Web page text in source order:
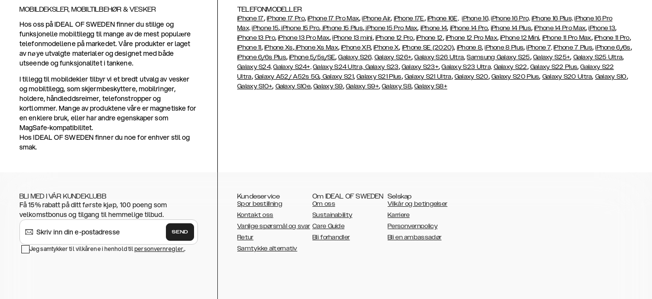
MOBILDEKSLER, MOBILTILBEHØR & VESKER
Hos oss på IDEAL OF SWEDEN finner du stilige og
funksjonelle mobiltilegg til mange av de mest populære
telefonmodellene på markedet. Våre produkter er laget
av nøye utvalgte materialer og designet med både
utseende og funksjonalitet i tankene.
I tillegg til mobildekler tilbyr vi et bredt utvalg av vesker
og mobiltilegg, som skjermbeskyttere, mobilringer,
holdere, håndleddsreimer, telefonstropper og
kortlommer. Mange av produktene våre er magnetiske for
en enklere bruk, eller har andre egenskaper som
MagSafe-kompatibilitet.
Hos IDEAL OF SWEDEN finner du noe for enhver stil og
smak.
TELEFONMODELLER
iPhone 17, iPhone 17 Pro,iPhone 17 Pro Max,iPhone Air, iPhone 17E, iPhone 16E, iPhone 16, iPhone 16 Pro, iPhone 16 Plus, iPhone 16 Pro
Max, iPhone 15, iPhone 15 Pro, iPhone 15 Plus, iPhone 15 Pro Max, iPhone 14, iPhone 14 Pro, iPhone 14 Plus,iPhone 14 Pro Max,iPhone 13,
iPhone 13 Pro,iPhone 13 Pro Max,iPhone 13 mini, iPhone 12 Pro, iPhone 12, iPhone 12 Pro Max,iPhone 12 Mini, iPhone 11 Pro Max, iPhone 11 Pro,
iPhone 11, iPhone Xs,iPhone Xs Max,iPhone XR,iPhone X, iPhone SE (2020), iPhone 8,iPhone 8 Plus,iPhone 7, iPhone 7 Plus,iPhone 6/6s,
iPhone 6/6s Plus,iPhone 5/5s/SE,Galaxy S26, Galaxy S26+,Galaxy S26 Ultra,Samsung Galaxy S25, Galaxy S25+, Galaxy S25 Ultra,
Galaxy S24, Galaxy S24+, Galaxy S24 Ultra, Galaxy S23, Galaxy S23+,Galaxy S23 Ultra, Galaxy S22, Galaxy S22 Plus,Galaxy S22
Ultra, Galaxy A52/ A52s 5G, Galaxy S21,Galaxy S21 Plus, Galaxy S21 Ultra, Galaxy S20, Galaxy S20 Plus, Galaxy S20 Ultra, Galaxy S10,
Galaxy S10+, Galaxy S10e,Galaxy S9, Galaxy S9+,Galaxy S8,Galaxy S8+
BLI MED I VÅR KUNDEKLUBB
Få 15% rabatt på ditt første kjøp, 100 poeng som
velkomstbonus og tilgang til hemmelige tilbud.
SEND
Jeg samtykker til vilkårene i henhold tilpersonvernregler..
Kundeservice
Spor bestillning
Kontakt oss
Vanlige spørsmål og svar
Retur
Samtykke alternativ
Om IDEAL OF SWEDEN
Om oss
Sustainability
Care Guide
Bli forhandler
Selskap
Vilkår og betingelser
Karriere
Personvernpolicy
Bli en ambassadør
AUSTRALIA